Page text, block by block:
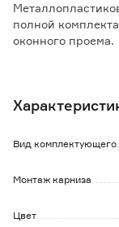
полной
оконного проема.
пленкой;
заглушками;
- окончания -
- комплект для
Вид комплектующего
Монтаж карниза
Цвет